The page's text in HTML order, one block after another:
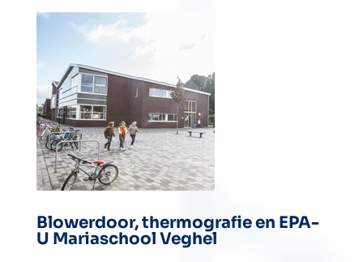
Blowerdoor, thermografie en EPA-
U Mariaschool Veghel